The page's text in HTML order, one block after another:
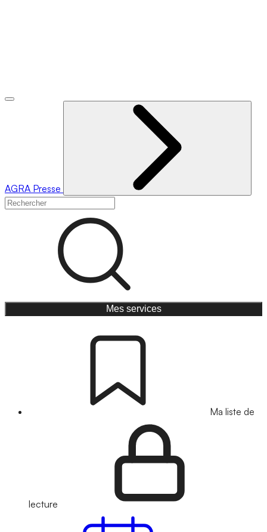
AGRA Presse
Mes services
Ma liste de
lecture